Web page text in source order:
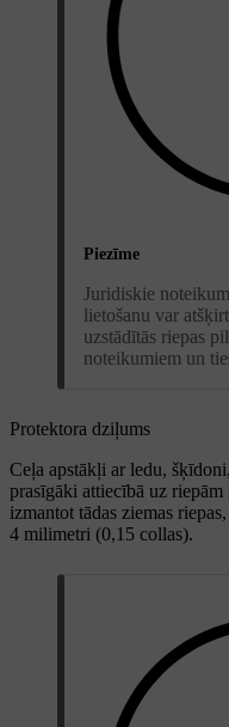
Piezīme
Juridiskie
lietošanu var
uzstādītās riepas
noteikumiem un
Protektora dziļums
Ceļa apstākļi ar ledu,
prasīgāki attiecībā uz
izmantot tādas ziemas
4 milimetri (0,15 collas).